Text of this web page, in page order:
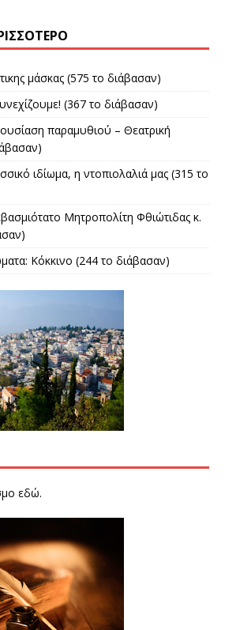
μάσκας (575 το διάβασαν)
(367 το διάβασαν)
παραμυθιού – Θεατρική
ιδίωμα, η ντοπιολαλιά μας (315 το
Μητροπολίτη Φθιώτιδας κ.
Κόκκινο (244 το διάβασαν)
εδώ.